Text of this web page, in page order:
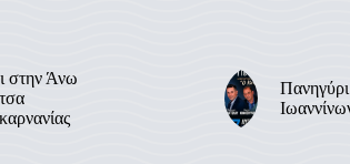
στην Άνω